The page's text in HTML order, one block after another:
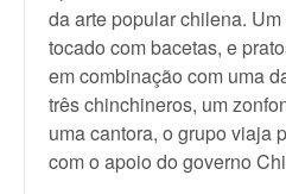
da arte popular chilena.
tocado com bacetas, e
em combinação com uma
três chinchineros, um
uma cantora, o grupo viaja
com o apoio do governo